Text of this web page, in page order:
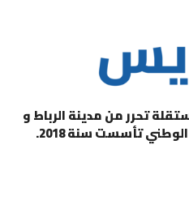
تحرر من مدينة الرباط و
تأسست سنة 2018.